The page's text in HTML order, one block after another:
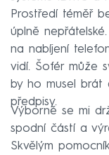
Prostředí téměř
úplně
na nabíjení
vidí. Šofér může
by ho musel brát
předpisy.
Výborně se mi
spodní částí a
Skvělým